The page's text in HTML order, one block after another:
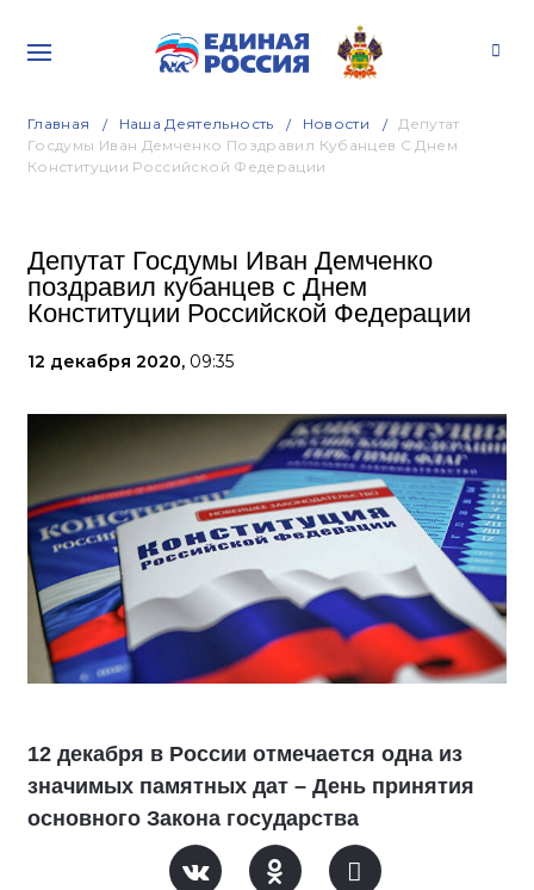
Главная Наша Деятельность Новости
Депутат
Госдумы Иван Демченко Поздравил Кубанцев С Днем
Конституции Российской Федерации
Депутат Госдумы Иван Демченко
поздравил кубанцев с Днем
Конституции Российской Федерации
12 декабря 2020, 09:35
12 декабря в России отмечается одна из
значимых памятных дат – День принятия
основного Закона государства